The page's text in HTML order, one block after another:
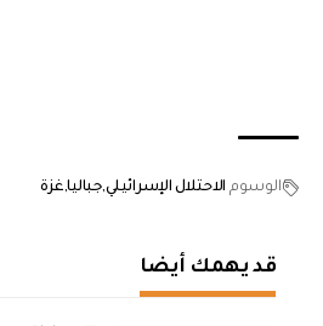
الوسوم الاحتلال الإسرائيليجباليا غزة
قد يهمك أيضا